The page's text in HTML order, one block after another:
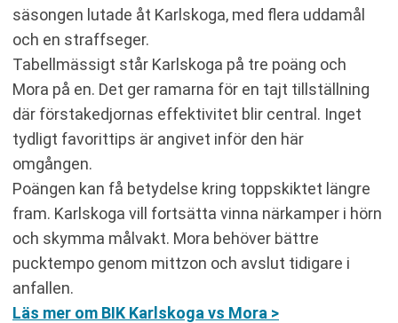
säsongen lutade åt Karlskoga, med flera uddamål
och en straffseger.
Tabellmässigt står Karlskoga på tre poäng och
Mora på en. Det ger ramarna för en tajt tillställning
där förstakedjornas effektivitet blir central. Inget
tydligt favorittips är angivet inför den här
omgången.
Poängen kan få betydelse kring toppskiktet längre
fram. Karlskoga vill fortsätta vinna närkamper i hörn
och skymma målvakt. Mora behöver bättre
pucktempo genom mittzon och avslut tidigare i
anfallen.
Läs mer om BIK Karlskoga vs Mora >